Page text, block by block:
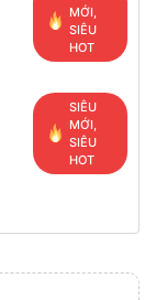
MỚI,
SIÊU
HOT
SIÊU
MỚI,
SIÊU
HOT